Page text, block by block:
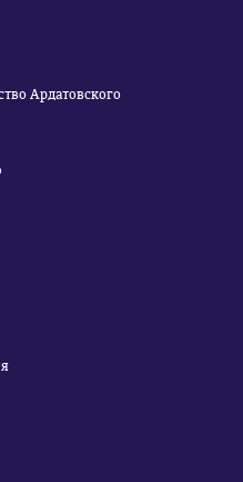
Ардатовского